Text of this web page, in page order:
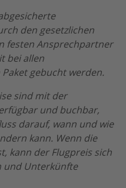
den gesetzlichen
festen Ansprechpartner
bei allen
gebucht werden.
sind mit der
und buchbar,
darauf, wann und wie
kann. Wenn die
kann der Flugpreis sich
und Unterkünfte